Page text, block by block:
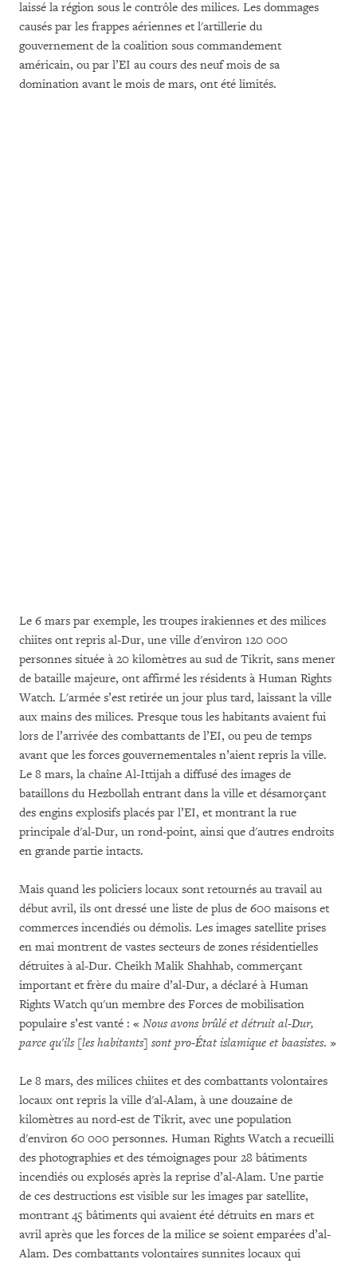
laissé la région sous le contrôle des milices. Les dommages
causés par les frappes aériennes et l'artillerie du
gouvernement de la coalition sous commandement
américain, ou par l’EI au cours des neuf mois de sa
domination avant le mois de mars, ont été limités.
Le 6 mars par exemple, les troupes irakiennes et des milices
chiites ont repris al-Dur, une ville d'environ 120 000
personnes située à 20 kilomètres au sud de Tikrit, sans mener
de bataille majeure, ont affirmé les résidents à Human Rights
Watch. L'armée s’est retirée un jour plus tard, laissant la ville
aux mains des milices. Presque tous les habitants avaient fui
lors de l’arrivée des combattants de l’EI, ou peu de temps
avant que les forces gouvernementales n’aient repris la ville.
Le 8 mars, la chaîne Al-Ittijah a diffusé des images de
bataillons du Hezbollah entrant dans la ville et désamorçant
des engins explosifs placés par l’EI, et montrant la rue
principale d'al-Dur, un rond-point, ainsi que d'autres endroits
en grande partie intacts.
Mais quand les policiers locaux sont retournés au travail au
début avril, ils ont dressé une liste de plus de 600 maisons et
commerces incendiés ou démolis. Les images satellite prises
en mai montrent de vastes secteurs de zones résidentielles
détruites à al-Dur. Cheikh Malik Shahhab, commerçant
important et frère du maire d’al-Dur, a déclaré à Human
Rights Watch qu'un membre des Forces de mobilisation
populaire s’est vanté : « Nous avons brûlé et détruit al-Dur,
parce qu'ils [les habitants] sont pro-État islamique et baasistes. »
Le 8 mars, des milices chiites et des combattants volontaires
locaux ont repris la ville d'al-Alam, à une douzaine de
kilomètres au nord-est de Tikrit, avec une population
d'environ 60 000 personnes. Human Rights Watch a recueilli
des photographies et des témoignages pour 28 bâtiments
incendiés ou explosés après la reprise d’al-Alam. Une partie
de ces destructions est visible sur les images par satellite,
montrant 45 bâtiments qui avaient été détruits en mars et
avril après que les forces de la milice se soient emparées d’al-
Alam. Des combattants volontaires sunnites locaux qui